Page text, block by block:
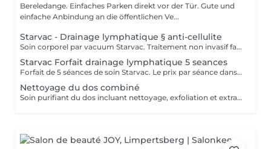
Bereledange. Einfaches Parken direkt vor der Tür. Gute und
einfache Anbindung an die öffentlichen Ve...
Starvac - Drainage lymphatique § anti-cellulite
Soin corporel par vacuum Starvac. Traitement non invasif favorisant le drainage lymphatique, la réduction de la cellulite et l'amélioration de la tonicité de la peau.
Starvac Forfait drainage lymphatique 5 seances
Forfait de 5 séances de soin Starvac. Le prix par séance dans le forfait est de 68 €. Traitement non invasif favorisant le drainage lymphatique, la réduction de la cellulite et l'amélioration de la tonicité de la peau. Forfait payable à l'avance et non remboursable.
Nettoyage du dos combiné
Soin purifiant du dos incluant nettoyage, exfoliation et extraction des imperfections. Idéal pour les peaux sujettes aux boutons, il laisse la peau nette, lisse et saine.